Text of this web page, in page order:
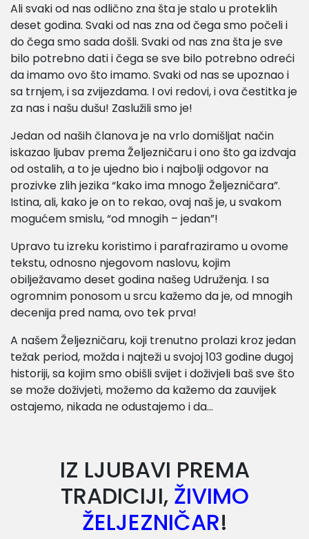
Ali svaki od nas odlično zna šta je stalo u proteklih
deset godina. Svaki od nas zna od čega smo počeli i
do čega smo sada došli. Svaki od nas zna šta je sve
bilo potrebno dati i čega se sve bilo potrebno odreći
da imamo ovo što imamo. Svaki od nas se upoznao i
sa trnjem, i sa zvijezdama. I ovi redovi, i ova čestitka je
za nas i našu dušu! Zaslužili smo je!
Jedan od naših članova je na vrlo domišljat način
iskazao ljubav prema Željezničaru i ono što ga izdvaja
od ostalih, a to je ujedno bio i najbolji odgovor na
prozivke zlih jezika “kako ima mnogo Željezničara”.
Istina, ali, kako je on to rekao, ovaj naš je, u svakom
mogućem smislu, “od mnogih – jedan”!
Upravo tu izreku koristimo i parafraziramo u ovome
tekstu, odnosno njegovom naslovu, kojim
obilježavamo deset godina našeg Udruženja. I sa
ogromnim ponosom u srcu kažemo da je, od mnogih
decenija pred nama, ovo tek prva!
A našem Željezničaru, koji trenutno prolazi kroz jedan
težak period, možda i najteži u svojoj 103 godine dugoj
historiji, sa kojim smo obišli svijet i doživjeli baš sve što
se može doživjeti, možemo da kažemo da zauvijek
ostajemo, nikada ne odustajemo i da…
IZ LJUBAVI PREMA
TRADICIJI, ŽIVIMO
ŽELJEZNIČAR!